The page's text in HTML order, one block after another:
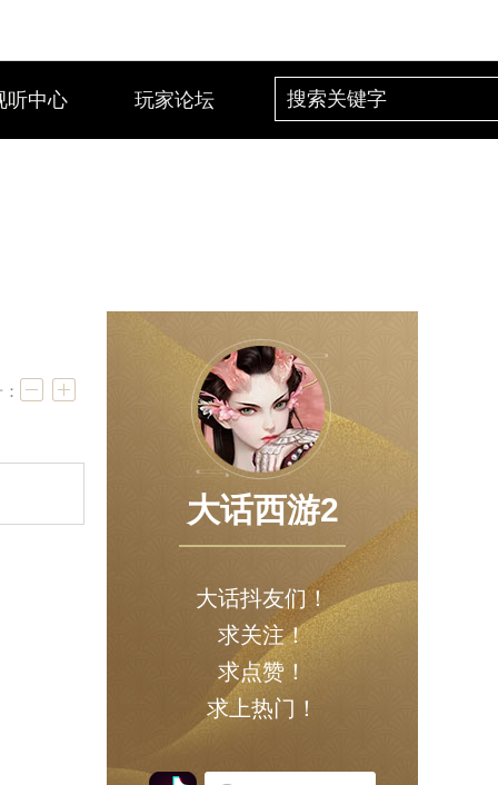
听中心 玩家论坛
大话西游2
大话抖友们！
求关注！
求点赞！
求上热门！